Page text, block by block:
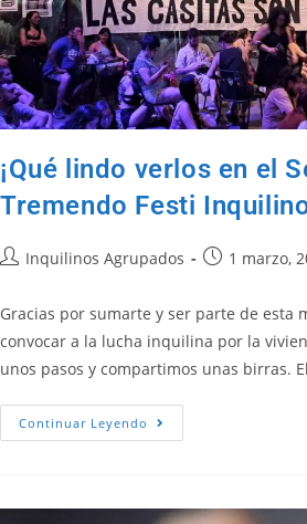
¡Qué lindo verlos en el
Tremendo Festi
Inquilinos Agrupados 1 marzo,
Gracias por sumarte y ser parte de esta
convocar a la lucha inquilina por la
unos pasos y compartimos unas birras.
Continuar Leyendo